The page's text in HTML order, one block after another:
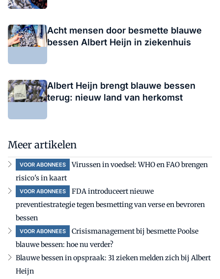
Acht mensen door besmette blauwe
bessen Albert Heijn in ziekenhuis
Albert Heijn brengt blauwe bessen
terug: nieuw land van herkomst
Meer artikelen
VOOR ABONNEES
Virussen in voedsel: WHO en FAO brengen
risico's in kaart
VOOR ABONNEES
FDA introduceert nieuwe
preventiestrategie tegen besmetting van verse en bevroren
bessen
VOOR ABONNEES
Crisismanagement bij besmette Poolse
blauwe bessen: hoe nu verder?
Blauwe bessen in opspraak: 31 zieken melden zich bij Albert
Heijn